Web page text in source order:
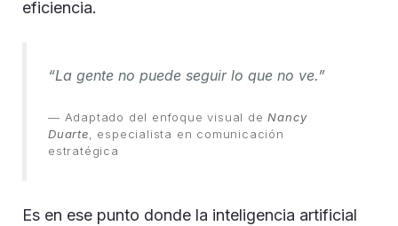
eficiencia.
“La gente no puede seguir lo que no ve.”
— Adaptado del enfoque visual deNancy
Duarte , especialista en comunicación
estratégica
Es en ese punto donde la inteligencia artificial